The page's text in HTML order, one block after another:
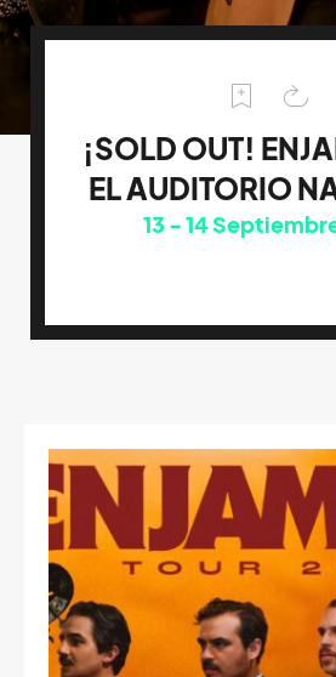
¡SOLD OUT!
EL AUDITORIO
13 14